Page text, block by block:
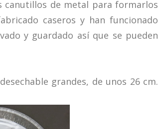
de metal para formarlos
caseros y han funcionado
y guardado así que se pueden
grandes, de unos 26 cm.